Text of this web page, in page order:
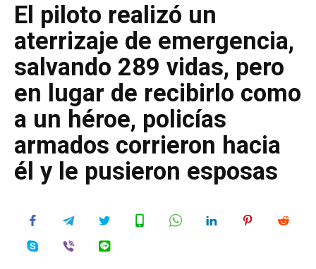
El piloto realizó un
aterrizaje de emergencia,
salvando 289 vidas, pero
en lugar de recibirlo como
a un héroe, policías
armados corrieron hacia
él y le pusieron esposas